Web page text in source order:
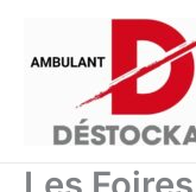
contenu